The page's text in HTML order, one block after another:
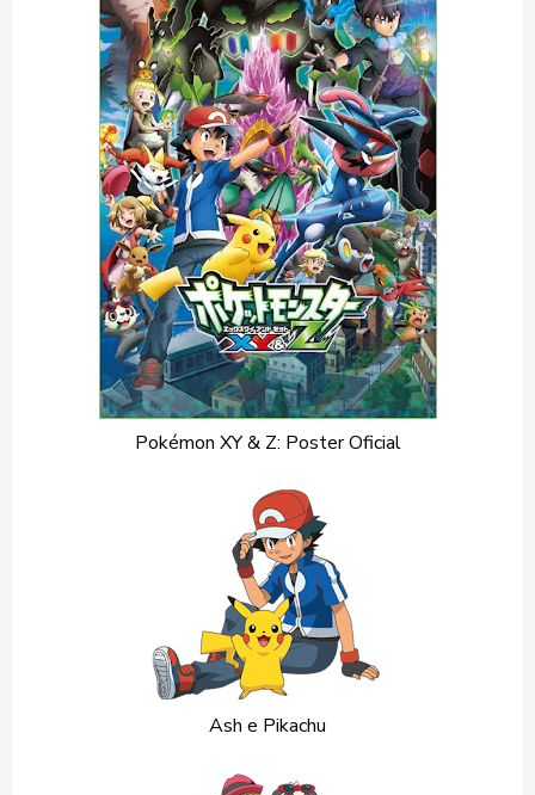
Pokémon XY & Z: Poster Oficial
Ash e Pikachu